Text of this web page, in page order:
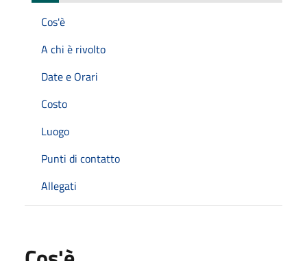
Cos'è
A chi è rivolto
Date e Orari
Costo
Luogo
Punti di contatto
Allegati